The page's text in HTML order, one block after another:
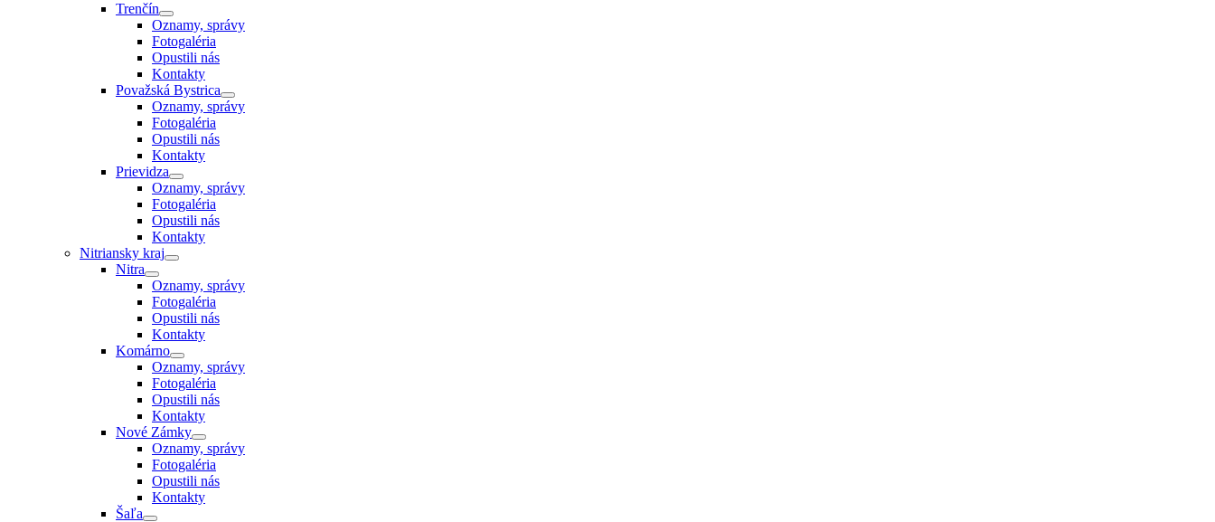
Trenčín
Oznamy, správy
Fotogaléria
Opustili nás
Kontakty
Považská Bystrica
Oznamy, správy
Fotogaléria
Opustili nás
Kontakty
Prievidza
Oznamy, správy
Fotogaléria
Opustili nás
Kontakty
Nitriansky kraj
Nitra
Oznamy, správy
Fotogaléria
Opustili nás
Kontakty
Komárno
Oznamy, správy
Fotogaléria
Opustili nás
Kontakty
Nové Zámky
Oznamy, správy
Fotogaléria
Opustili nás
Kontakty
Šaľa